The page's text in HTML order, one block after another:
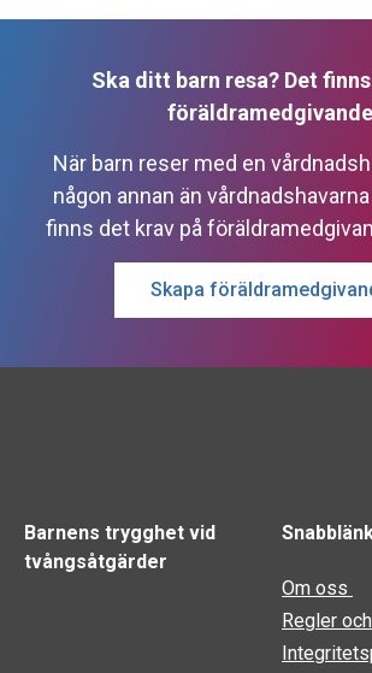
Ska ditt barn resa? Det
föräldramedgivande
När barn reser med en
någon annan än
finns det krav på
Skapa
Barnens trygghet vid
tvångsåtgärder
Om oss
Regler